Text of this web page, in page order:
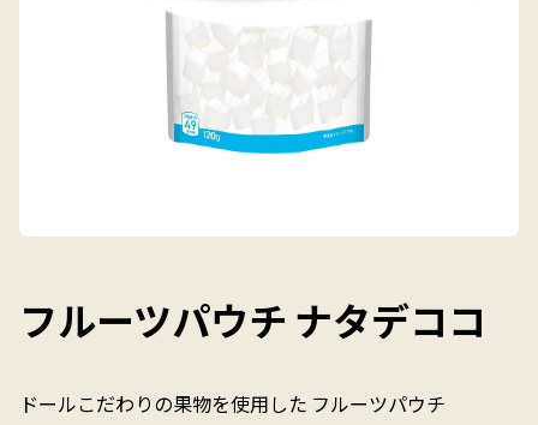
フルーツパウチ ナタデココ
ドールこだわりの果物を使用した フルーツパウチ